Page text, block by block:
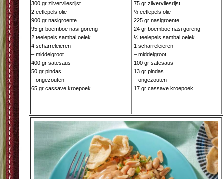
300 gr zilvervliesrijst
2 eetlepels olie
900 gr nasigroente
95 gr boemboe nasi goreng
2 teelepels sambal oelek
4 scharreleieren
– middelgroot
400 gr satesaus
50 gr pindas
– ongezouten
65 gr cassave kroepoek
75 gr zilvervliesrijst
½ eetlepels olie
225 gr nasigroente
24 gr boemboe nasi goreng
½ teelepels sambal oelek
1 scharreleieren
– middelgroot
100 gr satesaus
13 gr pindas
– ongezouten
17 gr cassave kroepoek